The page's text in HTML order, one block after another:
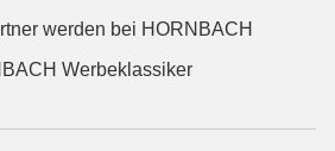
werden bei HORNBACH
Werbeklassiker